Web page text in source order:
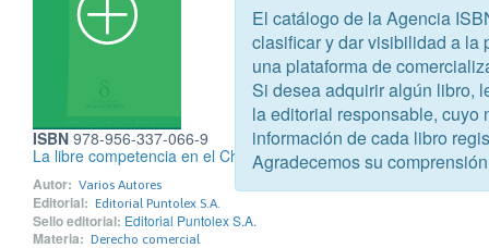
ISBN 978-956-337-066-9
La libre competencia en el Chile del Bicentenario
Autor: Varios Autores
Editorial: Editorial Puntolex S.A.
Sello editorial: Editorial Puntolex S.A.
Materia: Derecho comercial
El catálogo de la Agencia
clasificar y dar visibilidad a la
una plataforma de
Si desea adquirir algún libro,
la editorial responsable, cuyo
información de cada libro
Agradecemos su